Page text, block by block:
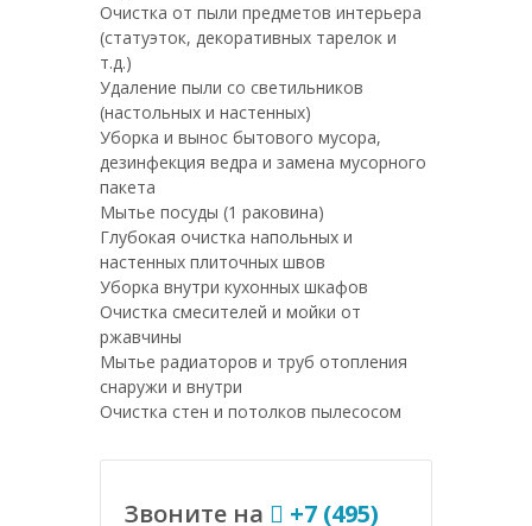
Очистка от пыли предметов интерьера
(статуэток, декоративных тарелок и
т.д.)
Удаление пыли со светильников
(настольных и настенных)
Уборка и вынос бытового мусора,
дезинфекция ведра и замена мусорного
пакета
Мытье посуды (1 раковина)
Глубокая очистка напольных и
настенных плиточных швов
Уборка внутри кухонных шкафов
Очистка смесителей и мойки от
ржавчины
Мытье радиаторов и труб отопления
снаружи и внутри
Очистка стен и потолков пылесосом
Звоните на
+7 (495)